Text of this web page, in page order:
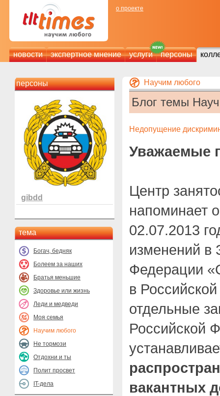
о проекте
новости экспертное мнение услуги персоны
персоны
gibdd
тема
Богач, бедняк
Болеем за наших
Братья меньшие
Здоровье или жизнь
Леди и медведи
Моя семья
Научим любого
Не тормози
Отдохни и ты
Полит просвет
IT-дела
Научим любого
Блог темы
Недопущение
Уважаемые
Центр
напоминает
02.07.2013
изменений в
Федерации
в
отдельные
Российской
вакантных